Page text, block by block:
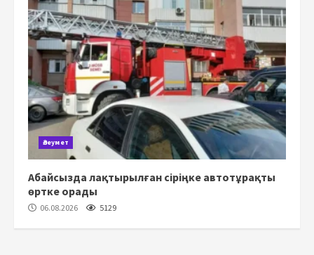
Әлеумет
Абайсызда лақтырылған сіріңке автотұрақты
өртке орады
06.08.2026 5129